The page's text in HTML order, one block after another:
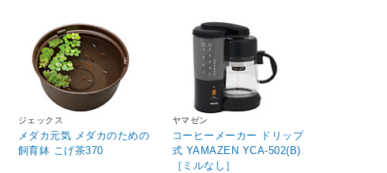
ジェックス
メダカ元気 メダカのための
飼育鉢 こげ茶370
ヤマゼン
コーヒーメーカー ドリップ
式 YAMAZEN YCA-502(B)
［ミルなし］